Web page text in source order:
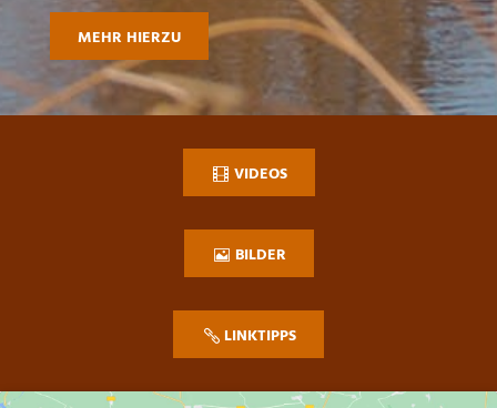
MEHR HIERZU
VIDEOS
BILDER
LINKTIPPS